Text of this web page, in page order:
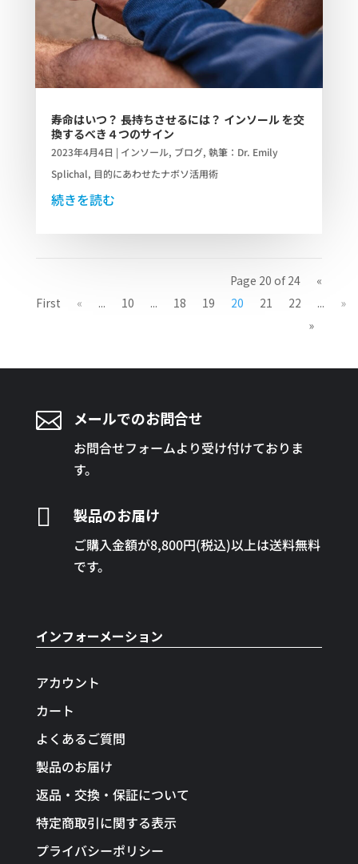
寿命はいつ？ 長持ちさせるには？ インソール を交
換するべき４つのサイン
2023年4月4日 | インソール, ブログ, 執筆：Dr. Emily
Splichal, 目的にあわせたナボソ活用術
続きを読む
Page 20 of 24
«
First
« ... 10 ... 18 19 20 21 22 ...
»
»
 メールでのお問合せ
お問合せフォームより受け付けておりま
す。
 製品のお届け
ご購入金額が8,800円(税込)以上は送料無料
です。
インフォーメーション
アカウント
カート
よくあるご質問
製品のお届け
返品・交換・保証について
特定商取引に関する表示
プライバシーポリシー